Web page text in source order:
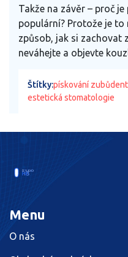
Takže na závěr – proč
populární? Protože je to
způsob, jak si zachovat
neváhejte a objevte
Štítky:pískování zubů
estetická stomatologie
Menu
O nás